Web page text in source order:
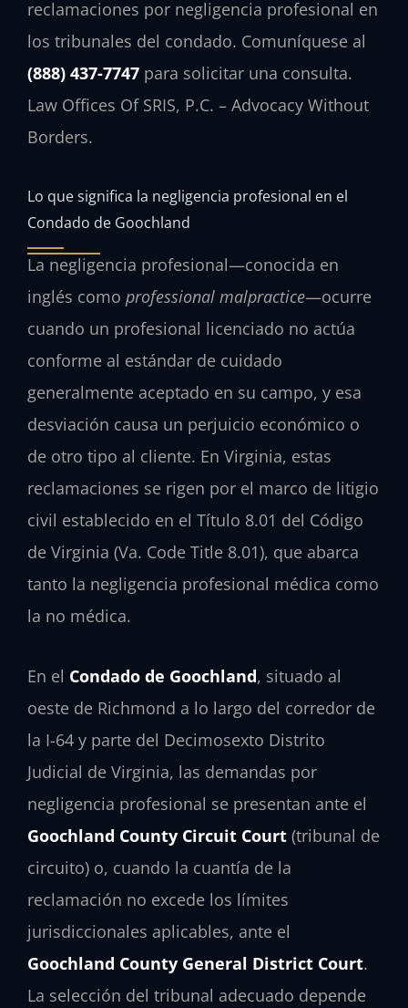
reclamaciones por negligencia profesional en
los tribunales del condado. Comuníquese al
(888) 437-7747 para solicitar una consulta.
Law Offices Of SRIS, P.C. – Advocacy Without
Borders.
Lo que significa la negligencia profesional en el
Condado de Goochland
La negligencia profesional—conocida en
inglés como professional malpractice—ocurre
cuando un profesional licenciado no actúa
conforme al estándar de cuidado
generalmente aceptado en su campo, y esa
desviación causa un perjuicio económico o
de otro tipo al cliente. En Virginia, estas
reclamaciones se rigen por el marco de litigio
civil establecido en el Título 8.01 del Código
de Virginia (Va. Code Title 8.01), que abarca
tanto la negligencia profesional médica como
la no médica.
En el Condado de Goochland, situado al
oeste de Richmond a lo largo del corredor de
la I-64 y parte del Decimosexto Distrito
Judicial de Virginia, las demandas por
negligencia profesional se presentan ante el
Goochland County Circuit Court (tribunal de
circuito) o, cuando la cuantía de la
reclamación no excede los límites
jurisdiccionales aplicables, ante el
Goochland County General District Court.
La selección del tribunal adecuado depende